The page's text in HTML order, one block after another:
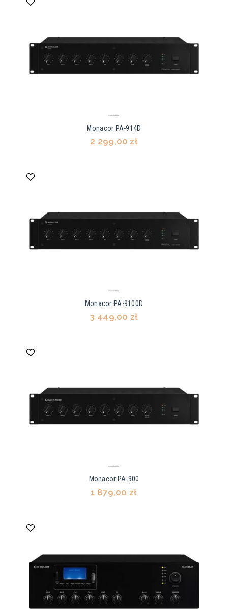
Monacor PA-914D
2 299,00 zł
Monacor PA-9100D
3 449,00 zł
Monacor PA-900
1 879,00 zł